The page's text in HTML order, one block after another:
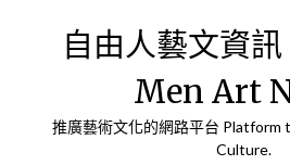
自由人藝文資
Men Art
推廣藝術文化的網路平台 Platform
Culture.